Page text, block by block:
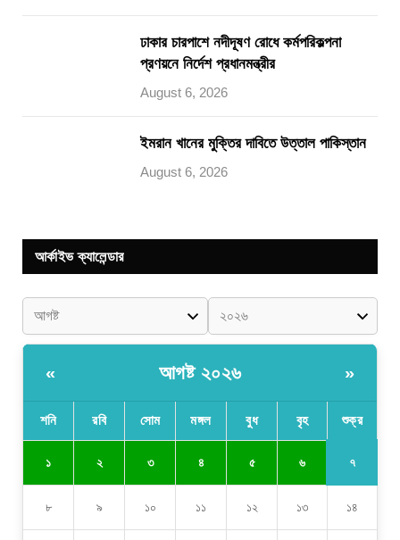
ঢাকার চারপাশে নদীদূষণ রোধে কর্মপরিকল্পনা
প্রণয়নে নির্দেশ প্রধানমন্ত্রীর
August 6, 2026
ইমরান খানের মুক্তির দাবিতে উত্তাল পাকিস্তান
August 6, 2026
আর্কাইভ ক্যালেন্ডার
« আগষ্ট ২০২৬ »
শনি রবি সোম মঙ্গল বুধ বৃহ শুক্র
১ ২ ৩ ৪ ৫ ৬ ৭
৮ ৯ ১০ ১১ ১২ ১৩ ১৪